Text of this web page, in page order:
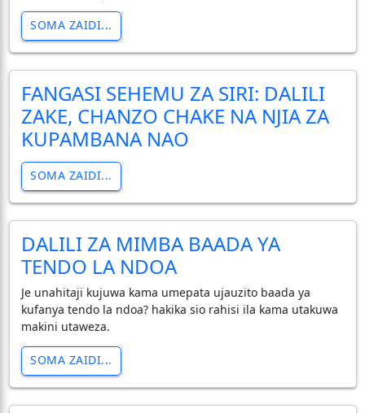
SOMA ZAIDI...
FANGASI SEHEMU ZA SIRI: DALILI
ZAKE, CHANZO CHAKE NA NJIA ZA
KUPAMBANA NAO
SOMA ZAIDI...
DALILI ZA MIMBA BAADA YA
TENDO LA NDOA
Je unahitaji kujuwa kama umepata ujauzito baada ya
kufanya tendo la ndoa? hakika sio rahisi ila kama utakuwa
makini utaweza.
SOMA ZAIDI...